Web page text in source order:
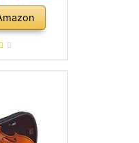
colofonia,
soporte
abeto